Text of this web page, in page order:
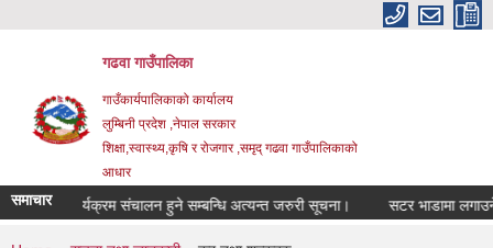
गढवा गाउँपालिका
गाउँकार्यपालिकाको कार्यालय
लुम्बिनी प्रदेश ,नेपाल सरकार
शिक्षा,स्वास्थ्य,कृषि र रोजगार ,समृद् गढवा गाउँपालिकाको
आधार
समाचार
सुनुवाई कार्यक्रम संचालन हुने सम्बन्धि अत्यन्त जरुरी सूचना। सटर भाडामा लगाउने